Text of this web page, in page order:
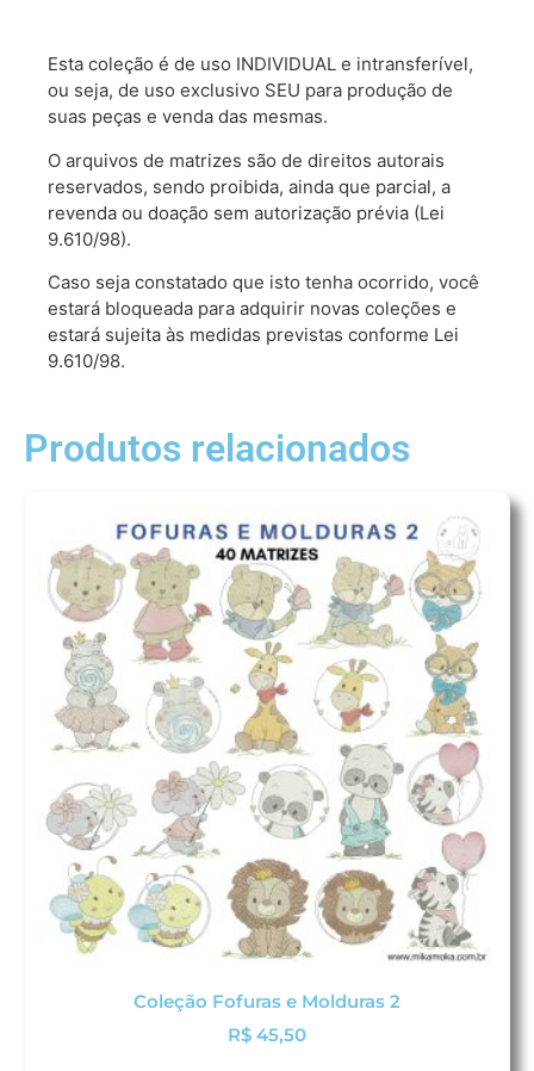
Esta coleção é de uso INDIVIDUAL e intransferível,
ou seja, de uso exclusivo SEU para produção de
suas peças e venda das mesmas.
O arquivos de matrizes são de direitos autorais
reservados, sendo proibida, ainda que parcial, a
revenda ou doação sem autorização prévia (Lei
9.610/98).
Caso seja constatado que isto tenha ocorrido, você
estará bloqueada para adquirir novas coleções e
estará sujeita às medidas previstas conforme Lei
9.610/98.
Produtos relacionados
Coleção Fofuras e Molduras 2
R$ 45,50